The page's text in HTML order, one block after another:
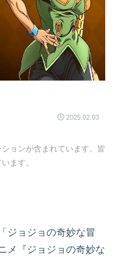
2025.02.03
ョンが含まれています。皆
ます。
ジョジョの奇妙な冒
メ『ジョジョの奇妙な